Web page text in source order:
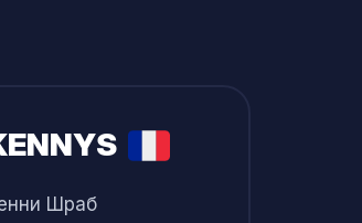
в 2015 году.
Лукин